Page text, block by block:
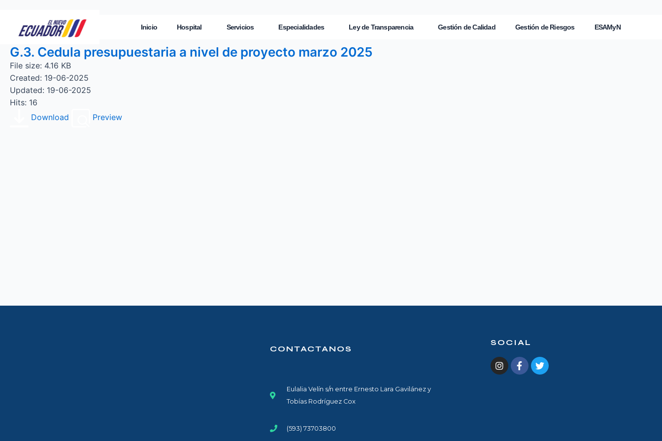
Inicio Hospital Servicios Especialidades Ley de Transparencia Gestión de Calidad Gestión de Riesgos ESAMyN
G.3. Cedula presupuestaria a nivel de proyecto marzo 2025
File size: 4.16 KB
Created: 19-06-2025
Updated: 19-06-2025
Hits: 16
Download
Preview
CONTACTANOS
Eulalia Velín s/n entre Ernesto Lara Gavilánez y
Tobías Rodríguez Cox
(593) 73703800​
SOCIAL